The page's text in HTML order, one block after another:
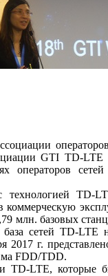
GTI TD-LTE
сетей
TD-
коммерческую
млн. базовых
база сетей TD-LTE
г.
FDD/TDD.
TD-LTE, которые